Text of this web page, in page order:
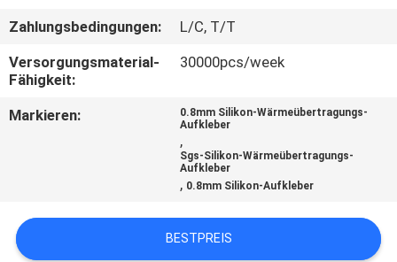
MIT
IN
VERBINDUNG
ZITAT
Zahlungsbedingungen:
L/C, T/T
Versorgungsmaterial-
Fähigkeit:
30000pcs/week
Markieren:
0.8mm Silikon-Wärmeübertragungs-
Aufkleber
,
Sgs-Silikon-Wärmeübertragungs-
Aufkleber
, 0.8mm Silikon-Aufkleber
BESTPREIS